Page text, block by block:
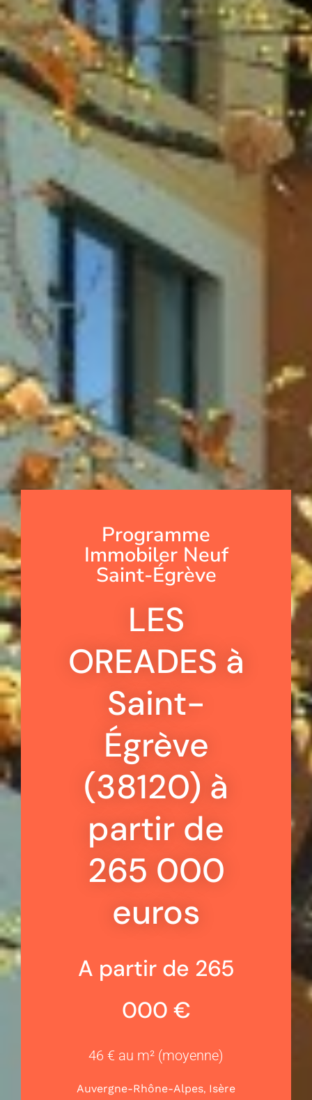
Programme
Immobiler Neuf
Saint-Égrève
LES
OREADES à
Saint-
Égrève
(38120) à
partir de
265 000
euros
A partir de 265
000 €
46 € au m² (moyenne)
Auvergne-Rhône-Alpes, Isère